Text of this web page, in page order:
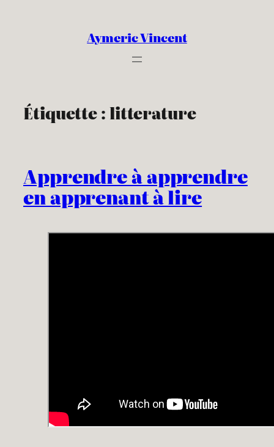
Aymeric Vincent
Étiquette :litterature
Apprendre à apprendre
en apprenant à lire